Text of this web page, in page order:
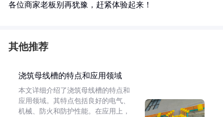
各位商家老板别再犹豫，赶紧体验起来！
其他推荐
浇筑母线槽的特点和应用领域
本文详细介绍了浇筑母线槽的特点和
应用领域。其特点包括良好的电气、
机械、防火和防护性能。在应用上，